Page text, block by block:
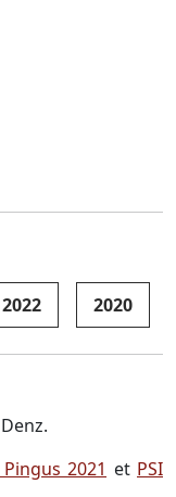
2022 2020
2021 et PSI